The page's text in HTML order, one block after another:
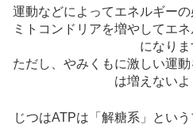
運動などによってエネルギー
ミトコンドリアを増やしてエ
になりま
ただし、やみくもに激しい運
は増えないよ
じつはATPは「解糖系」とい